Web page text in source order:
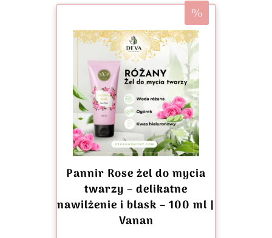
Pannir Rose żel do mycia
twarzy – delikatne
nawilżenie i blask – 100 ml |
Vanan